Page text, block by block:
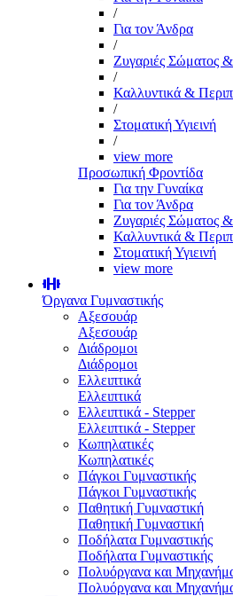
/
Για τον Άνδρα
/
Ζυγαριές Σώματος
/
Καλλυντικά &
/
Στοματική Υγιεινή
/
view more
Προσωπική Φροντίδα
Για την Γυναίκα
Για τον Άνδρα
Ζυγαριές Σώματος
Καλλυντικά &
Στοματική Υγιεινή
view more
Όργανα Γυμναστικής
Αξεσουάρ
Αξεσουάρ
Διάδρομοι
Διάδρομοι
Ελλειπτικά
Ελλειπτικά
Ελλειπτικά - Stepper
Ελλειπτικά - Stepper
Κωπηλατικές
Κωπηλατικές
Πάγκοι Γυμναστικής
Πάγκοι Γυμναστικής
Παθητική Γυμναστική
Παθητική Γυμναστική
Ποδήλατα Γυμναστικής
Ποδήλατα Γυμναστικής
Πολυόργανα και
Πολυόργανα και